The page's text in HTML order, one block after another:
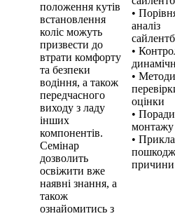
положення кутів
встановлення
коліс можуть
призвести до
втрати комфорту
та безпеки
водіння, а також
передчасного
виходу з ладу
інших
компонентів.
Семінар
дозволить
освіжити вже
наявні знання, а
також
ознайомитись з
•
аналіз
•
• Методи
оцінки
•
монтажу
•
причини